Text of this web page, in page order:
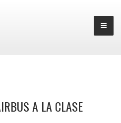
A LA CLASE